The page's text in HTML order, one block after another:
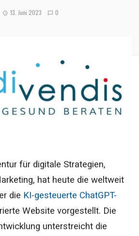
13. Juni 2023 0
für digitale Strategien,
hat heute die weltweit
die KI-gesteuerte ChatGPT-
Website vorgestellt. Die
unterstreicht die